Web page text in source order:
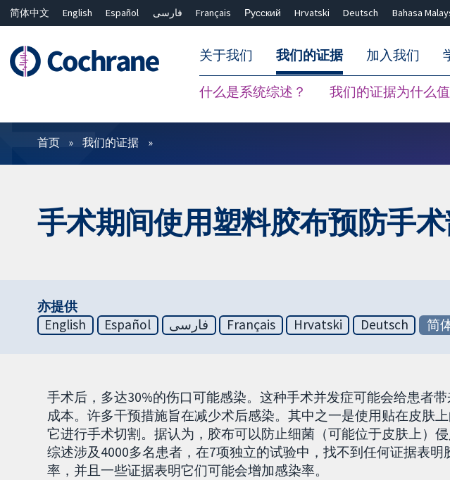
简体中文 English Español فارسی Français Русский Hrvatski Deutsch Bahasa
关于我们 我们的证据
什么是系统综述？ 我们的证据为什么
加入我们
过滤
首页 我们的证据
手术期间使用塑料胶布预防手
亦提供
English
Español فارسی Français Hrvatski Deutsch 简
手术后，多达30%的伤口可能感染。这种手术并发症可能会给患者
成本。许多干预措施旨在减少术后感染。其中之一是使用贴在皮肤
它进行手术切割。据认为，胶布可以防止细菌（可能位于皮肤上）
综述涉及4000多名患者，在7项独立的试验中，找不到任何证据表
率，并且一些证据表明它们可能会增加感染率。